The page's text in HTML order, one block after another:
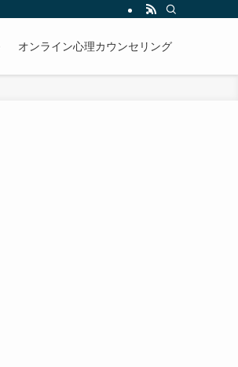
オンライン心理カウンセリング